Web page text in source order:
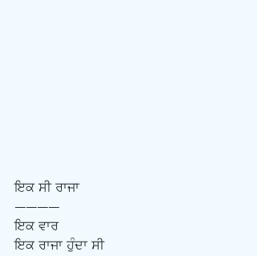
ਇਕ ਸੀ ਰਾਜਾ
————
ਇਕ ਵਾਰ
ਇਕ ਰਾਜਾ ਹੁੰਦਾ ਸੀ